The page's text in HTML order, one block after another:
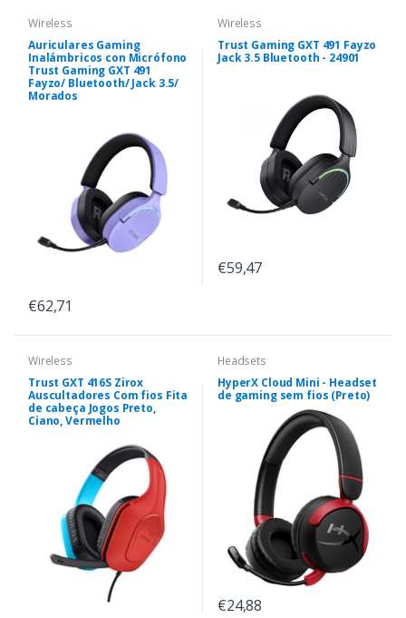
Wireless
Auriculares Gaming
Inalámbricos con Micrófono
Trust Gaming GXT 491
Fayzo/ Bluetooth/ Jack 3.5/
Morados
€62,71
Wireless
Trust Gaming GXT 491 Fayzo
Jack 3.5 Bluetooth - 24901
€59,47
Wireless
Trust GXT 416S Zirox
Auscultadores Com fios Fita
de cabeça Jogos Preto,
Ciano, Vermelho
Headsets
HyperX Cloud Mini - Headset
de gaming sem fios (Preto)
€24,88